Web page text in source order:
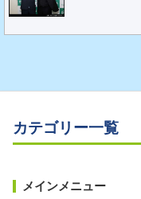
カテゴリー一覧
メインメニュー